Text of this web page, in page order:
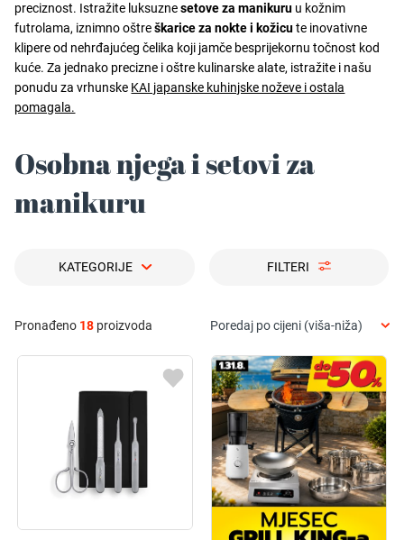
preciznost. Istražite luksuznesetove za manikuru u kožnim
futrolama, iznimno oštreškarice za nokte i kožicute inovativne
klipere od nehrđajućeg čelika koji jamče besprijekornu točnost kod
kuće. Za jednako precizne i oštre kulinarske alate, istražite i našu
ponudu za vrhunske KAI japanske kuhinjske noževe i ostala
pomagala.
Osobna njega i setovi za
manikuru
KATEGORIJE FILTERI
Pronađeno 18 proizvoda Poredaj po cijeni (viša-niža)